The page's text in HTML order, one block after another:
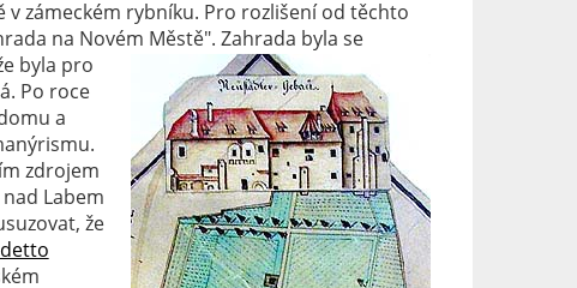
zámeckém rybníku. Pro rozlišení od těchto
na Novém Městě". Zahrada byla se
byla pro
Po roce
a
zdrojem
Labem
že